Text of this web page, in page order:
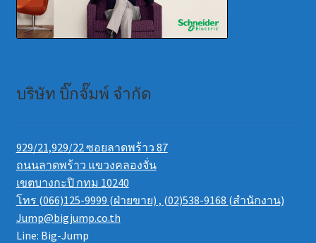
บริษัท บิ๊กจั๊มพ์ จำกัด
929/21,929/22 ซอยลาดพร้าว 87
ถนนลาดพร้าว แขวงคลองจั่น
เขตบางกะปิ กทม 10240
โทร (066)125-9999 (ฝ่ายขาย) , (02)538-9168 (สำนักงาน)
Jump@bigjump.co.th
Line: Big-Jump